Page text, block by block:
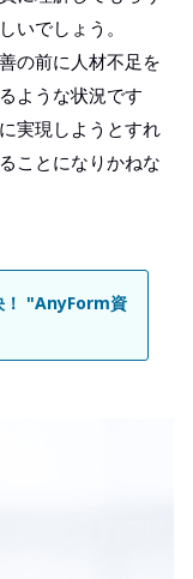
いでしょう。
の前に人材不足を
ような状況です
実現しようとすれ
ことになりかねな
！ "AnyForm資